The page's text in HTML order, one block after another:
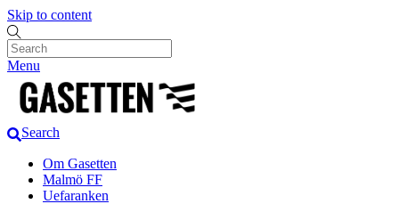
Skip to content
Menu
Search
Om Gasetten
Malmö FF
Uefaranken